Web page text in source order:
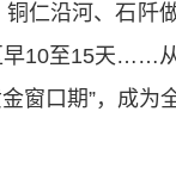
仁沿河、石阡
10至15天……
窗口期”，成为